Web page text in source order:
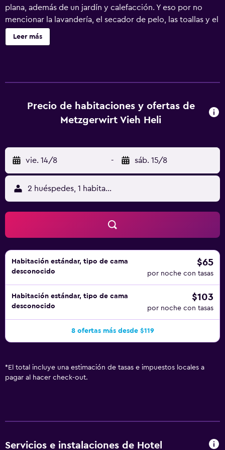
plana, además de un jardín y calefacción. Y eso por no
mencionar la lavandería, el secador de pelo, las toallas y el
escritorio.
Leer más
Precio de habitaciones y ofertas de
Metzgerwirt Vieh Heli
vie. 14/8 - sáb. 15/8
2 huéspedes, 1 habitación
Habitación estándar, tipo de cama
desconocido
$65
por noche con tasas
Habitación estándar, tipo de cama
desconocido
$103
por noche con tasas
8 ofertas más desde $119
* El total incluye una estimación de tasas e impuestos locales a
pagar al hacer check-out.
Servicios e instalaciones de Hotel